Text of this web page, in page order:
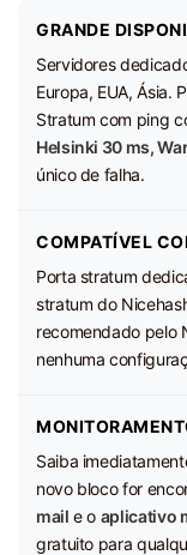
GRANDE
Servidores
Europa, EUA, Ásia.
Stratum com ping
Helsinki 30 ms,
único de falha.
COMPATÍVEL
Porta stratum
stratum do
recomendado pelo
nenhuma
Saiba
novo bloco for
mail e o aplicativo
gratuito para